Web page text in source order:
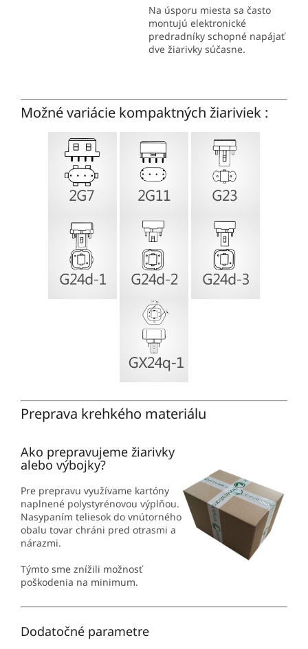
Na úsporu miesta sa často
montujú elektronické
predradníky schopné napájať
dve žiarivky súčasne.
Možné variácie kompaktných žiariviek :
Preprava krehkého materiálu
Ako prepravujeme žiarivky
alebo výbojky?
Pre prepravu využívame kartóny
naplnené polystyrénovou výplňou.
Nasypaním teliesok do vnútorného
obalu tovar chráni pred otrasmi a
nárazmi.
Týmto sme znížili možnosť
poškodenia na minimum.
Dodatočné parametre